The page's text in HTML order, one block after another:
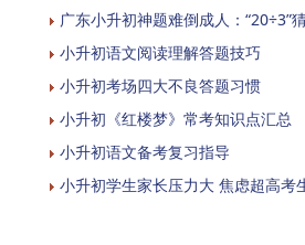
广东小升初神题难倒成人：“20÷3”
小升初语文阅读理解答题技巧
小升初考场四大不良答题习惯
小升初《红楼梦》常考知识点汇总
小升初语文备考复习指导
小升初学生家长压力大 焦虑超高考